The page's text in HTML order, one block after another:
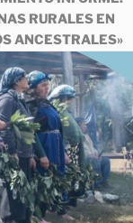
RURALES EN
ANCESTRALES»